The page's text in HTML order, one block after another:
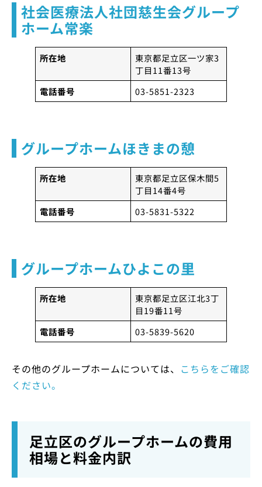
社会医療法人社団慈生会グループ
ホーム常楽
所在地
東京都足立区一ツ家3
丁目11番13号
電話番号
03-5851-2323
グループホームほきまの憩
所在地
東京都足立区保木間5
丁目14番4号
電話番号
03-5831-5322
グループホームひよこの里
所在地
東京都足立区江北3丁
目19番11号
電話番号
03-5839-5620
その他のグループホームについては、 こちらをご確認
ください。
足立区のグループホームの費用
相場と料金内訳